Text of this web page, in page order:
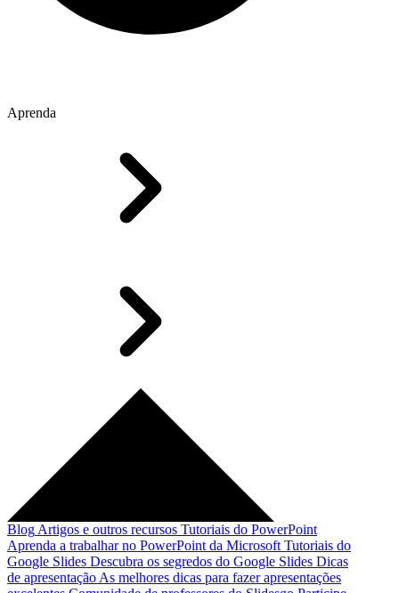
Aprenda
Blog Artigos e outros recursos Tutoriais do PowerPoint
Aprenda a trabalhar no PowerPoint da Microsoft Tutoriais do
Google Slides Descubra os segredos do Google Slides Dicas
de apresentação As melhores dicas para fazer apresentações